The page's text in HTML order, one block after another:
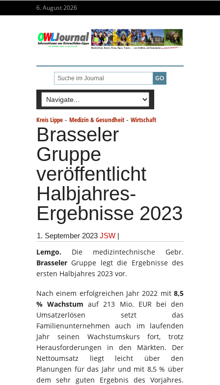
6. August 2026
Kreis Lippe - Medizin & Gesundheit - Wirtschaft
Brasseler
Gruppe
veröffentlicht
Halbjahres-
Ergebnisse 2023
1. September 2023 JSW |
Lemgo. Die medizintechnische Gebr.
Brasseler Gruppe legt die Ergebnisse des
ersten Halbjahres 2023 vor.
Nach einem erfolgreichen Jahr 2022 mit 8,5
% Wachstum auf 213 Mio. EUR bei den
Umsatzerlösen setzt das
Familienunternehmen auch im laufenden
Jahr seinen Wachstumskurs fort, trotz
Herausforderungen in den Märkten. Der
Nettoumsatz liegt leicht über den
Planungen für das Jahr und mit 8,5 % über
dem sehr guten Ergebnis des Vorjahres.